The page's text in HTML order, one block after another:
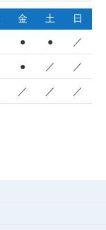
金 土 日
● ● ／
● ／ ／
／ ／ ／